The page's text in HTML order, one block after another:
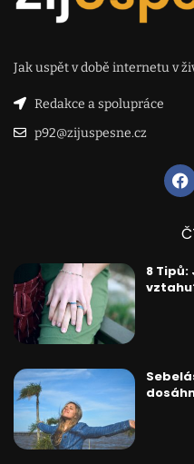
Jak uspět v době internetu v
Redakce a spolupráce
p92@zijuspesne.cz
8